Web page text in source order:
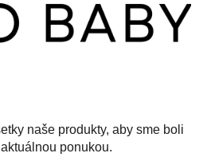
naše produkty, aby sme boli
ponukou.